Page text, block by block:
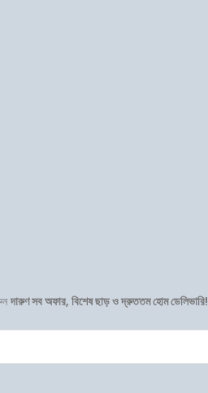
দারুণ সব অফার, বিশেষ ছাড় ও দ্রুততম হোম ডেলিভারি!